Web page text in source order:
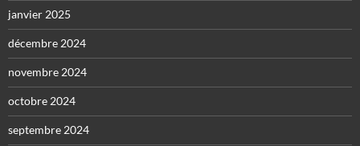
janvier 2025
décembre 2024
novembre 2024
octobre 2024
septembre 2024